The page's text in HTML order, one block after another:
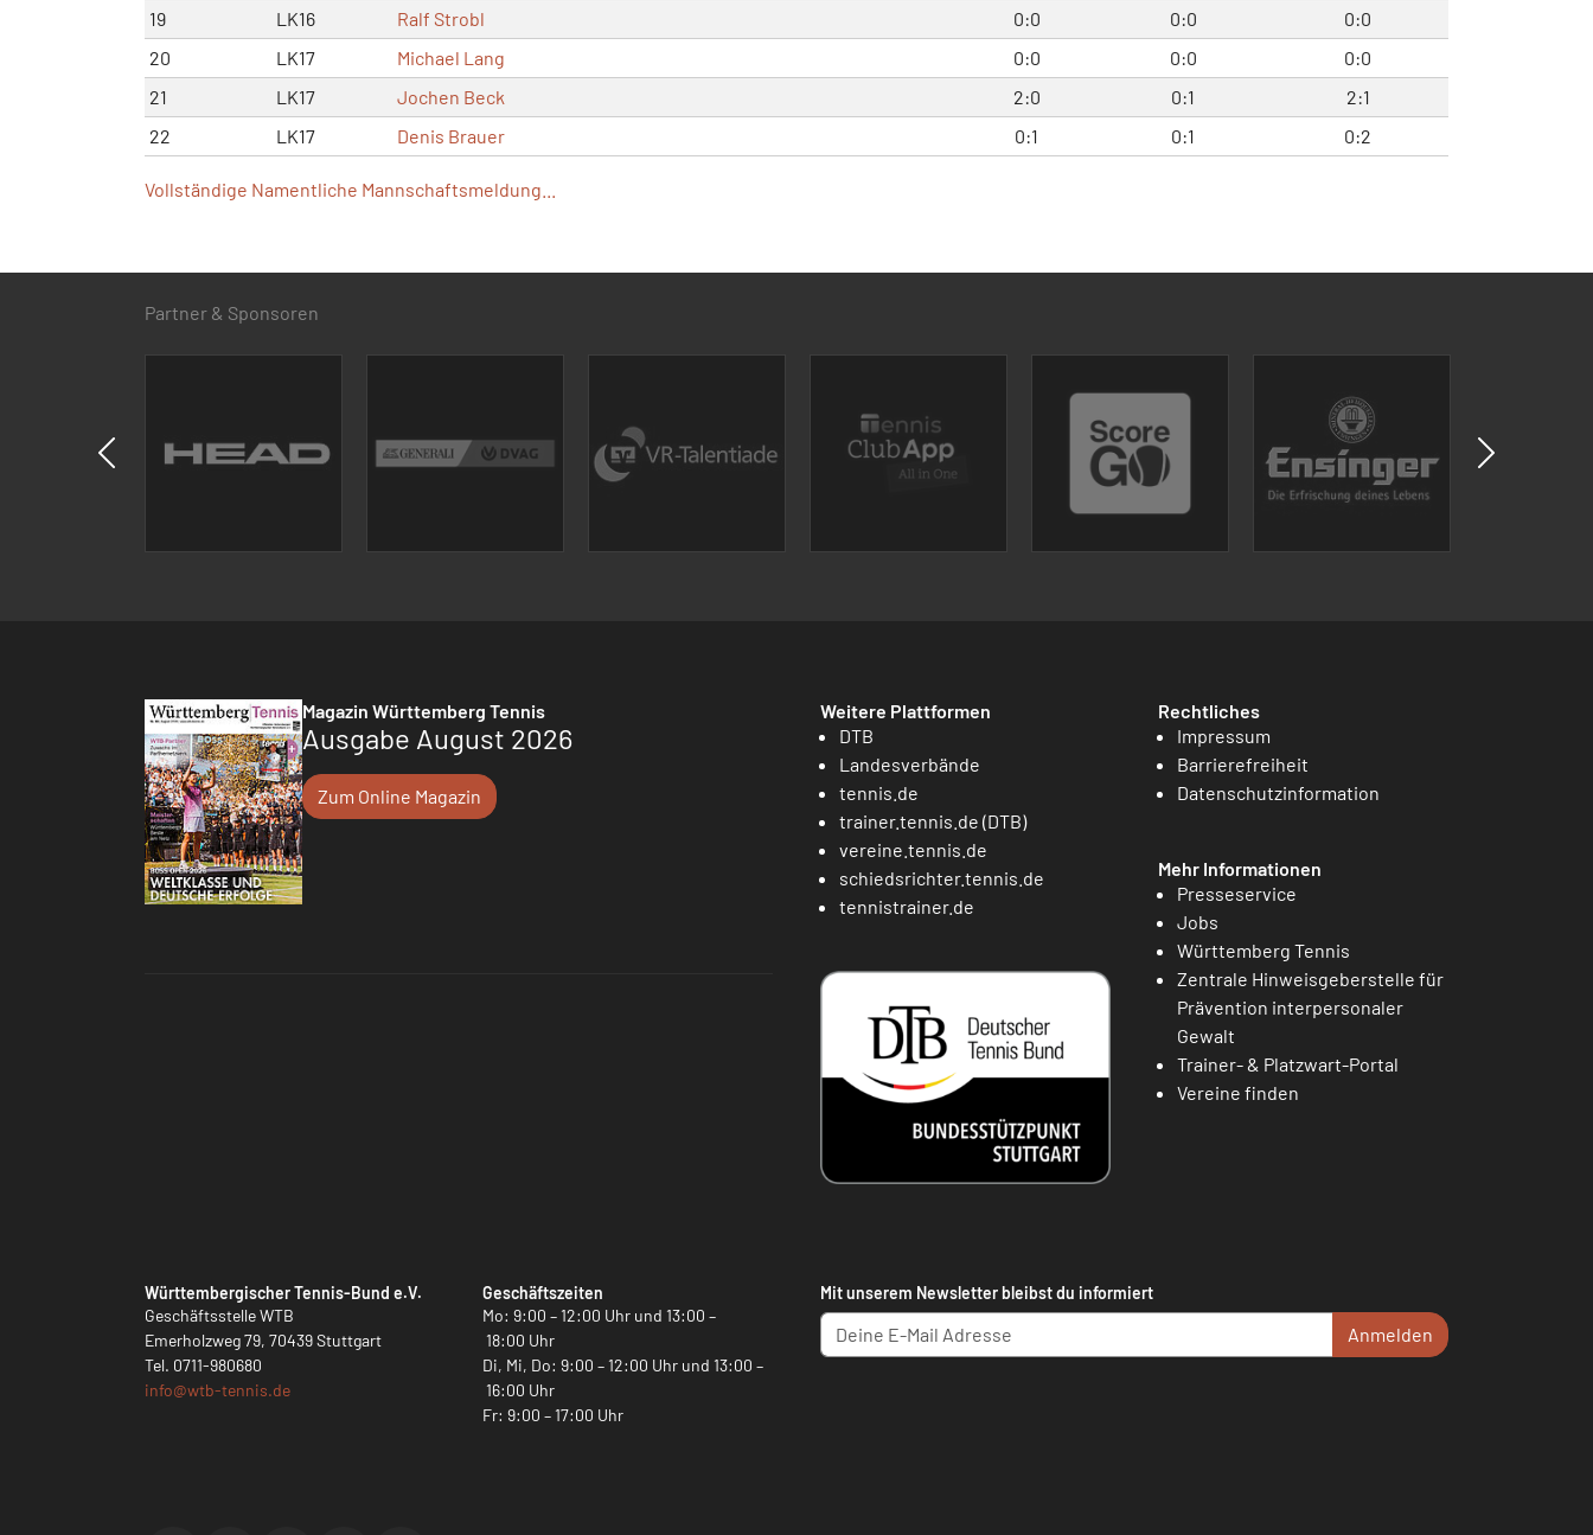
19
LK16 Ralf Strobl 0:0 0:0
0:0
20
LK17 Michael Lang 0:0 0:0
0:0
21
LK17 Jochen Beck 2:0 0:1
2:1
22
LK17 Denis Brauer 0:1 0:1 0:2
Vollständige Namentliche Mannschaftsmeldung...
Partner & Sponsoren
Magazin Württemberg Tennis
Ausgabe August 2026
Zum Online Magazin
Weitere Plattformen
DTB
Landesverbände
tennis.de
trainer.tennis.de (DTB)
vereine.tennis.de
schiedsrichter.tennis.de
tennistrainer.de
Rechtliches
Impressum
Barrierefreiheit
Datenschutzinformation
Mehr Informationen
Presseservice
Jobs
Württemberg Tennis
Zentrale Hinweisgeberstelle für
Prävention interpersonaler
Gewalt
Trainer- & Platzwart-Portal
Vereine finden
Württembergischer Tennis-Bund e.V.
Geschäftsstelle WTB
Emerholzweg 79, 70439 Stuttgart
Tel. 0711-980680
info@wtb-tennis.de
Geschäftszeiten
Mo: 9:00 – 12:00 Uhr und 13:00 –
18:00 Uhr
Di, Mi, Do: 9:00 – 12:00 Uhr und 13:00 –
16:00 Uhr
Fr: 9:00 – 17:00 Uhr
Mit unserem Newsletter bleibst du informiert
Anmelden